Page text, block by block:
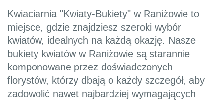
Kwiaciarnia "Kwiaty-Bukiety" w Raniżowie to
miejsce, gdzie znajdziesz szeroki wybór
kwiatów, idealnych na każdą okazję. Nasze
bukiety kwiatów w Raniżowie są starannie
komponowane przez doświadczonych
florystów, którzy dbają o każdy szczegół, aby
zadowolić nawet najbardziej wymagających